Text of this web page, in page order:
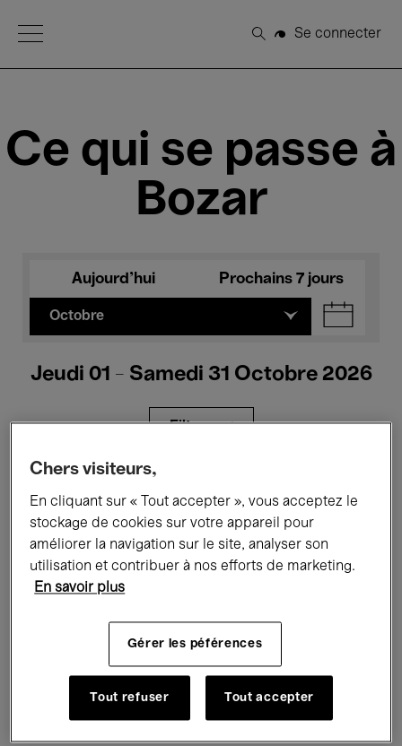
Open Menu
Rechercher
Se connecter
Ce qui se passe à
Bozar
Aujourd'hui Prochains 7 jours
Octobre
Jeudi 01 - Samedi 31 Octobre 2026
Filtres
Expositions Films Performances
Rencontres & Débats Jazz
Musique électronique
Pour tous Kids’ Palace
Chers visiteurs,
En cliquant sur « Tout accepter », vous acceptez le
stockage de cookies sur votre appareil pour
améliorer la navigation sur le site, analyser son
utilisation et contribuer à nos efforts de marketing.
En savoir plus
Gérer les péférences
Tout refuser Tout accepter